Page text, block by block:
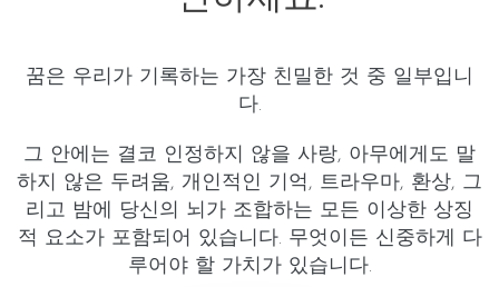
꿈은 우리가 기록하는 가장 친밀한 것 중 일부입니
다.
그 안에는 결코 인정하지 않을 사랑, 아무에게도 말
하지 않은 두려움, 개인적인 기억, 트라우마, 환상, 그
리고 밤에 당신의 뇌가 조합하는 모든 이상한 상징
적 요소가 포함되어 있습니다. 무엇이든 신중하게 다
루어야 할 가치가 있습니다.